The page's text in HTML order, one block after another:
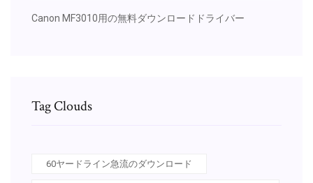
Canon MF3010用の無料ダウンロードドライバー
Tag Clouds
60ヤードライン急流のダウンロード